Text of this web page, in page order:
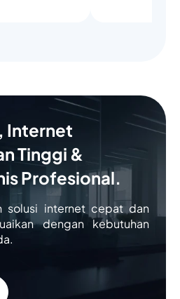
Internet
Tinggi &
Profesional.
solusi internet cepat dan
dengan kebutuhan